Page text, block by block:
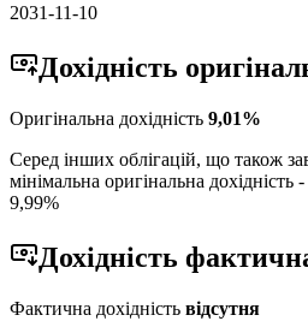
2031-11-10
Дохідність
Оригінальна дохідність 9,01%
Серед інших облігацій, що також
мінімальна оригінальна дохідність -
9,99%
Дохідність
Фактична дохідність відсутня